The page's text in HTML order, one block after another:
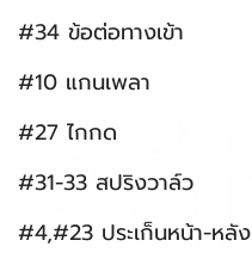
#34 ข้อต่อทางเข้า
#10 แกนเพลา
#27 ไกกด
#31-33 สปริงวาล์ว
#4,#23 ประเก็นหน้า-หลัง